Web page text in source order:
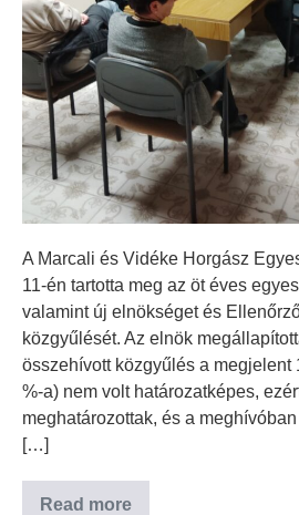
A Marcali és Vidéke Horgász
11-én tartotta meg az öt éves
valamint új elnökséget és
közgyűlését. Az elnök
összehívott közgyűlés a megjelent
%-a) nem volt határozatképes,
meghatározottak, és a
[…]
Read more